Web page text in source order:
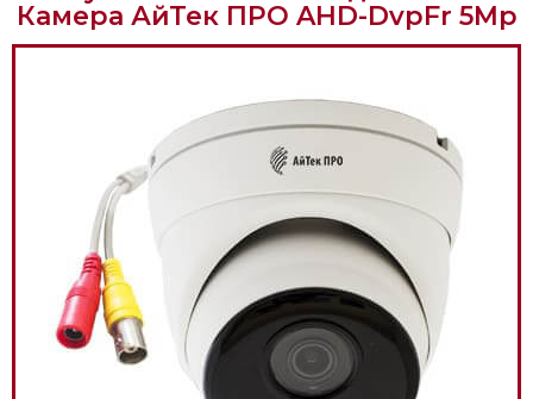
Камера АйТек ПРО AHD-DvpFr 5Mp